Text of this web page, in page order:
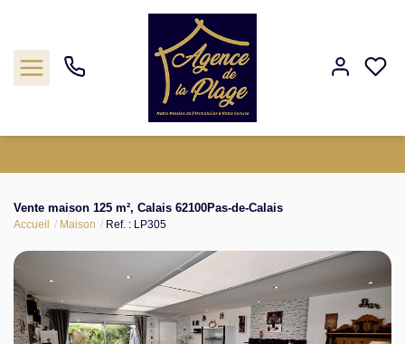
Acheter
Biens vendus
Agence
Vente maison 125 m², Calais 62100Pas-de-Calais
Accueil Maison Ref. : LP305